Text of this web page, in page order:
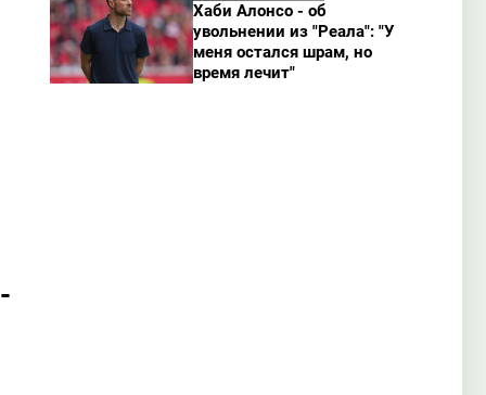
Хаби Алонсо - об
увольнении из "Реала": "У
меня остался шрам, но
время лечит"